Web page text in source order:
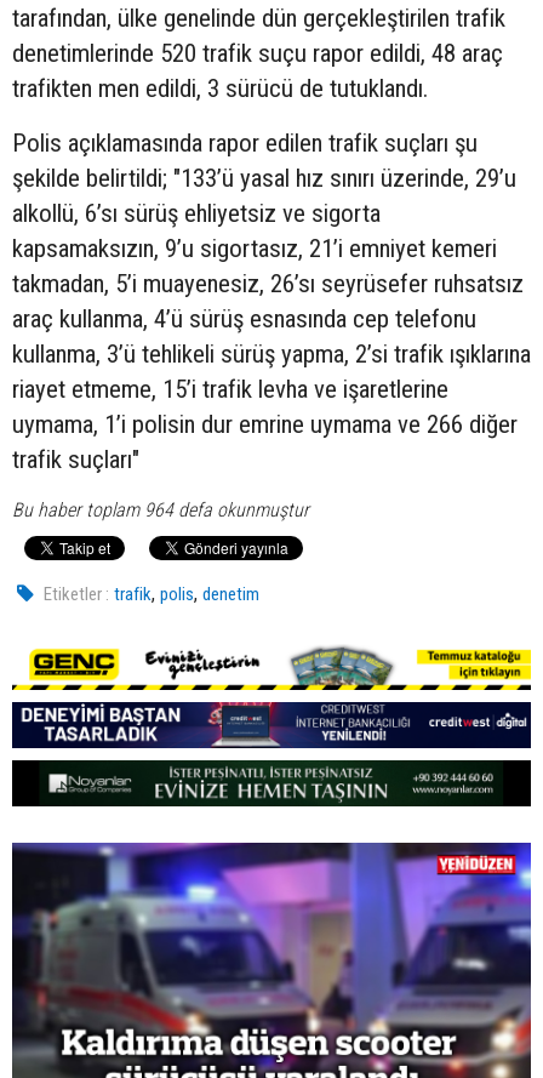
tarafından, ülke genelinde dün gerçekleştirilen trafik
denetimlerinde 520 trafik suçu rapor edildi, 48 araç
trafikten men edildi, 3 sürücü de tutuklandı.
Polis açıklamasında rapor edilen trafik suçları şu
şekilde belirtildi; "133’ü yasal hız sınırı üzerinde, 29’u
alkollü, 6’sı sürüş ehliyetsiz ve sigorta
kapsamaksızın, 9’u sigortasız, 21’i emniyet kemeri
takmadan, 5’i muayenesiz, 26’sı seyrüsefer ruhsatsız
araç kullanma, 4’ü sürüş esnasında cep telefonu
kullanma, 3’ü tehlikeli sürüş yapma, 2’si trafik ışıklarına
riayet etmeme, 15’i trafik levha ve işaretlerine
uymama, 1’i polisin dur emrine uymama ve 266 diğer
trafik suçları"
Bu haber toplam 964 defa okunmuştur
Etiketler : trafik,polis,denetim